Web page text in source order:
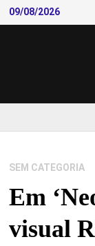
Skip
to
09/08/2026
SEM CATEGORIA
Em
visual